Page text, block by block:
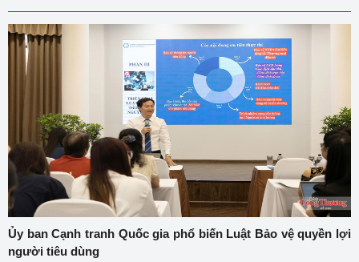
Ủy ban Cạnh tranh Quốc gia phổ biến Luật Bảo vệ quyền lợi
người tiêu dùng